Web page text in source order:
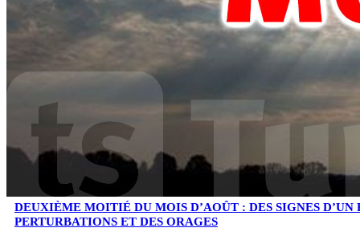
DEUXIÈME MOITIÉ DU MOIS D’AOÛT : DES SIGNES D’UN
PERTURBATIONS ET DES ORAGES